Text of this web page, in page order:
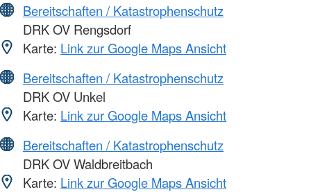
Bereitschaften / Katastrophenschutz
DRK OV Rengsdorf
Karte: Link zur Google Maps Ansicht
Bereitschaften / Katastrophenschutz
DRK OV Unkel
Karte: Link zur Google Maps Ansicht
Bereitschaften / Katastrophenschutz
DRK OV Waldbreitbach
Karte: Link zur Google Maps Ansicht